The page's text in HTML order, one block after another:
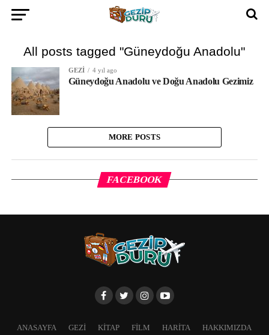
All posts tagged "Güneydoğu Anadolu"
GEZI 4 yıl ago
Güneydoğu Anadolu ve Doğu Anadolu Gezimiz
MORE POSTS
FACEBOOK
ANASAYFA GEZI KITAP FILM HARITA
HAKKIMIZDA